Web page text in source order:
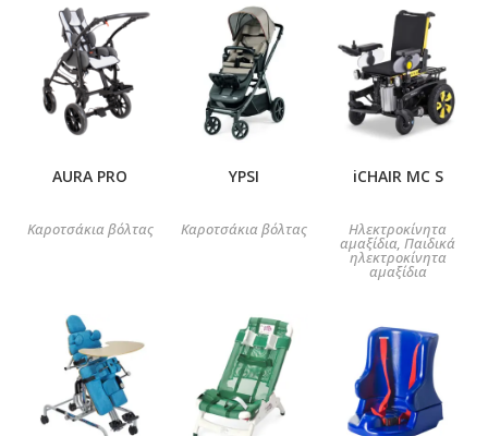
AURA PRO
Καροτσάκια βόλτας
YPSI
Καροτσάκια βόλτας
iCHAIR MC S
Ηλεκτροκίνητα
αμαξίδια,Παιδικά
ηλεκτροκίνητα
αμαξίδια